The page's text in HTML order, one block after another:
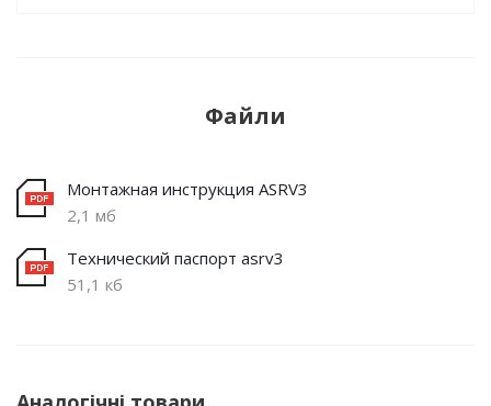
Файли
Монтажная инструкция ASRV3
2,1 мб
Технический паспорт asrv3
51,1 кб